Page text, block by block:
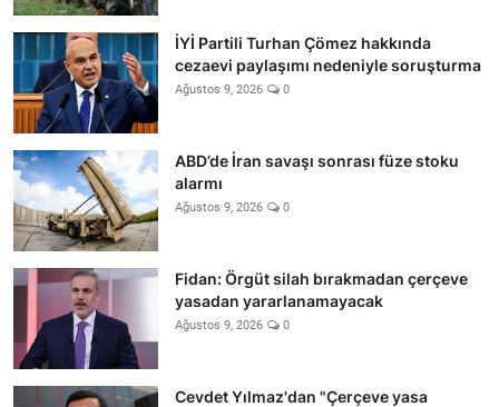
İYİ Partili Turhan Çömez hakkında
cezaevi paylaşımı nedeniyle soruşturma
Ağustos 9, 2026 0
ABD’de İran savaşı sonrası füze stoku
alarmı
Ağustos 9, 2026 0
Fidan: Örgüt silah bırakmadan çerçeve
yasadan yararlanamayacak
Ağustos 9, 2026 0
Cevdet Yılmaz'dan "Çerçeve yasa